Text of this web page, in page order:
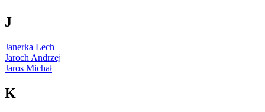
J
Janerka Lech
Jaroch Andrzej
Jaros Michał
K